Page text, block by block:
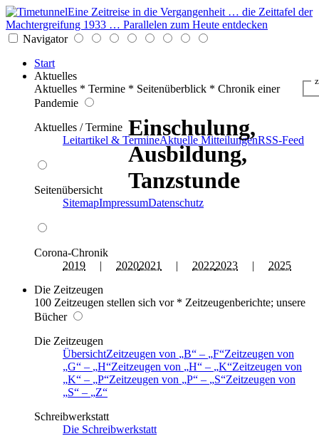
Eine Zeitreise in die Vergangenheit … die Zeittafel der
Machtergreifung 1933 … Parallelen zum Heute entdecken
Navigator
Start
Aktuelles
Aktuelles * Termine * Seitenüberblick * Chronik einer
Pandemie
Aktuelles / Termine
Leitartikel & TermineAktuelle MitteilungenRSS-Feed
Seitenübersicht
SitemapImpressumDatenschutz
Corona-Chronik
2019 | 20202021 | 20222023 | 2025
Die Zeitzeugen
100 Zeitzeugen stellen sich vor * Zeitzeugenberichte; unsere
Bücher
Die Zeitzeugen
ÜbersichtZeitzeugen von B – F Zeitzeugen von
G
– H Zeitzeugen von H – K Zeitzeugen von
K
– P Zeitzeugen von P – S Zeitzeugen von
S
–
Z
Schreibwerkstatt
Die Schreibwerkstatt
Einschulung,
Ausbildung,
Tanzstunde